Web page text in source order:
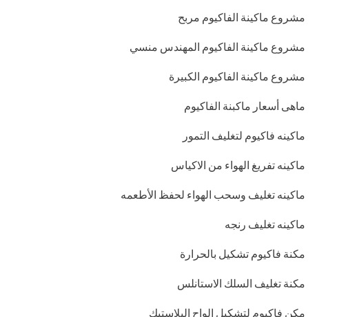
مشروع ماكينة الفاكيوم مربح
مشروع ماكينة الفاكيوم المهندس منسي
مشروع ماكينة الفاكيوم الكبيرة
ماهى أسعار ماكبنة الفاكيوم
ماكينه فاكيوم لتغليف التمور
ماكينه تفريغ الهواء من الاكياس
ماكينه تغليف وسحب الهواء لحفظ الأطعمه
ماكينه تغليف رنجه
مكنة فاكيوم تشكيل بالحرارة
مكنة تغليف السلك الاستانلس
مكن فاكيوم لتشكيل الواح البلاستيك